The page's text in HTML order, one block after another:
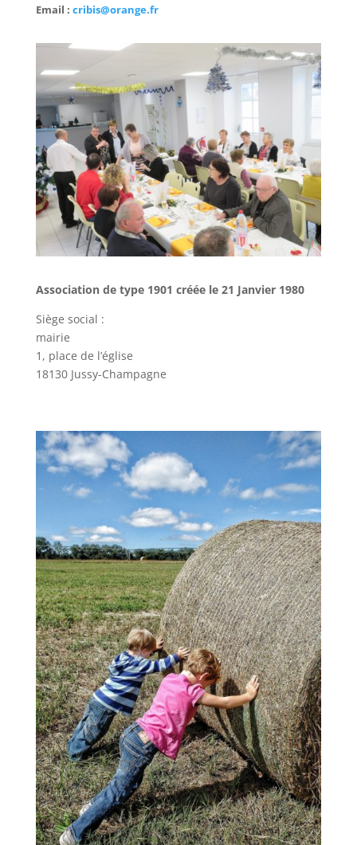
Email : cribis@orange.fr
Association de type 1901 créée le 21 Janvier 1980
Siège social :
mairie
1, place de l’église
18130 Jussy-Champagne